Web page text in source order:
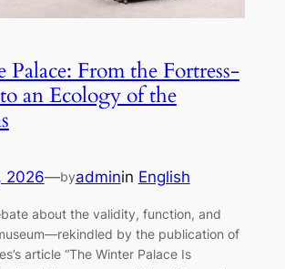
From the Fortress-
an Ecology of the
2026—byadminin English
about the validity, function, and
by the publication of
article “The Winter Palace Is